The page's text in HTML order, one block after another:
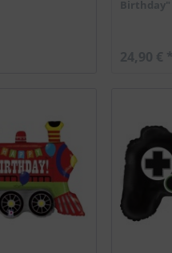
Birthday"
24,90 € *